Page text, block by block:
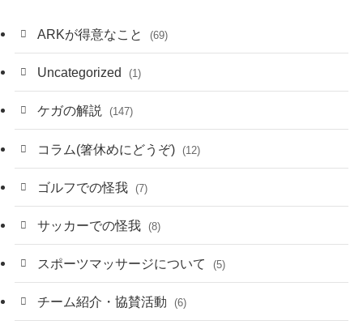
ARKが得意なこと (69)
Uncategorized (1)
ケガの解説 (147)
コラム(箸休めにどうぞ) (12)
ゴルフでの怪我 (7)
サッカーでの怪我 (8)
スポーツマッサージについて (5)
チーム紹介・協賛活動 (6)